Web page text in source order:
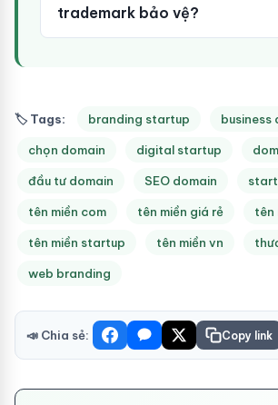
trademark bảo vệ?
🏷 Tags: branding startup business
chọn domain digital startup
đầu tư domain SEO domain
tên miền com tên miền giá rẻ tên
tên miền startup tên miền vn
web branding
📣 Chia sẻ: Copy link